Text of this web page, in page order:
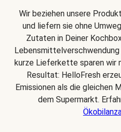
Wir beziehen unsere
und liefern sie ohne
Zutaten in Deiner
Lebensmittelverschwendung
kurze Lieferkette sparen wir
Resultat: HelloFresh
Emissionen als die gleichen
dem Supermarkt.